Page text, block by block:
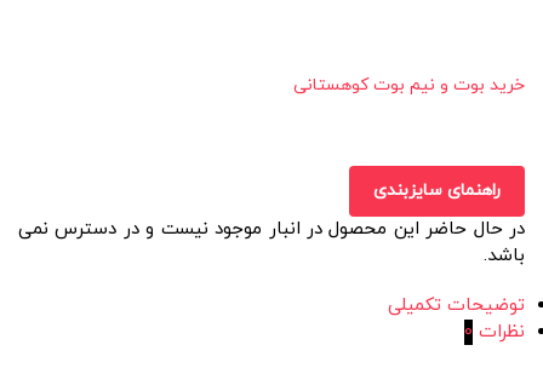
خرید بوت و نیم بوت کوهستانی
راهنمای سایزبندی
در حال حاضر این محصول در انبار موجود نیست و در دسترس نمی
باشد.
توضیحات تکمیلی
نظرات 0